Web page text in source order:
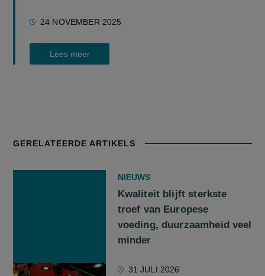
24 NOVEMBER 2025
Lees meer
GERELATEERDE ARTIKELS
NIEUWS
Kwaliteit blijft sterkste
troef van Europese
voeding, duurzaamheid veel
minder
31 JULI 2026